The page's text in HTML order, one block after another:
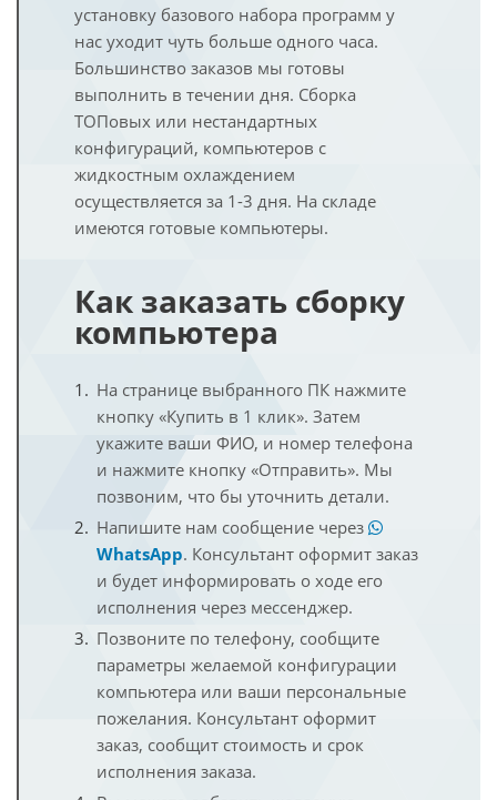
установку базового набора программ у
нас уходит чуть больше одного часа.
Большинство заказов мы готовы
выполнить в течении дня. Сборка
ТОПовых или нестандартных
конфигураций, компьютеров с
жидкостным охлаждением
осуществляется за 1-3 дня. На складе
имеются готовые компьютеры.
Как заказать сборку
компьютера
На странице выбранного ПК нажмите
кнопку «Купить в 1 клик». Затем
укажите ваши ФИО, и номер телефона
и нажмите кнопку «Отправить». Мы
позвоним, что бы уточнить детали.
Напишите нам сообщение через
WhatsApp. Консультант оформит заказ
и будет информировать о ходе его
исполнения через мессенджер.
Позвоните по телефону, сообщите
параметры желаемой конфигурации
компьютера или ваши персональные
пожелания. Консультант оформит
заказ, сообщит стоимость и срок
исполнения заказа.